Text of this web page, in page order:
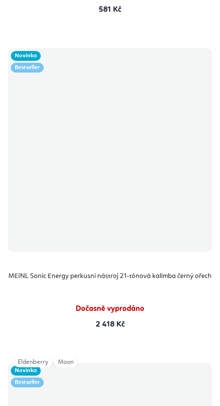
581 Kč
Novinka
Bestseller
MEINL Sonic Energy perkusní nástroj 21-tónová kalimba černý ořech
Dočasně vyprodáno
2 418 Kč
Novinka
Bestseller
Eldenberry Moon